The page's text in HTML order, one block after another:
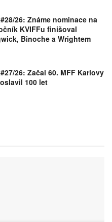
26: Známe nominace na
KVIFFu finišoval
Binoche a Wrightem
26: Začal 60. MFF Karlovy
100 let